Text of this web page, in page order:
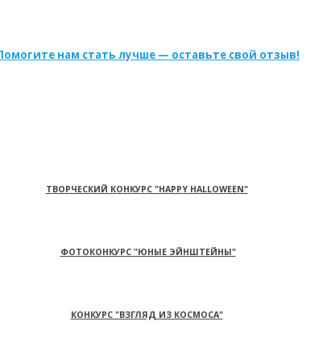
нам стать лучше — оставьте свой отзыв!
ТВОРЧЕСКИЙ КОНКУРС "HAPPY HALLOWEEN"
ФОТОКОНКУРС "ЮНЫЕ ЭЙНШТЕЙНЫ"
КОНКУРС "ВЗГЛЯД ИЗ КОСМОСА"